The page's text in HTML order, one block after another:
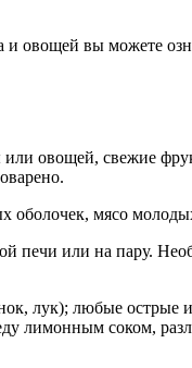
овощей вы можете
овощей, свежие
оболочек, мясо
печи или на пару.
лук); любые острые
лимонным соком,